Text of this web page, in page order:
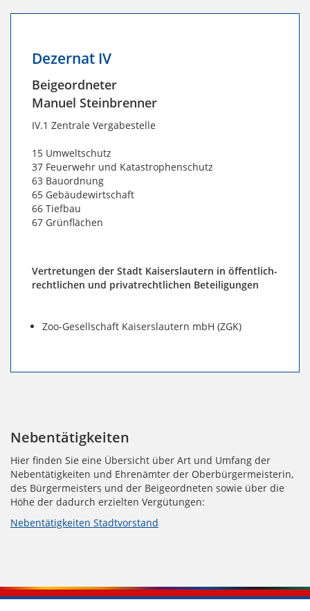
Dezernat IV
Beigeordneter
Manuel Steinbrenner
IV.1 Zentrale Vergabestelle
15 Umweltschutz
37 Feuerwehr und Katastrophenschutz
63 Bauordnung
65 Gebäudewirtschaft
66 Tiefbau
67 Grünflächen
Vertretungen der Stadt Kaiserslautern in öffentlich-
rechtlichen und privatrechtlichen Beteiligungen
Zoo-Gesellschaft Kaiserslautern mbH (ZGK)
Nebentätigkeiten
Hier finden Sie eine Übersicht über Art und Umfang der
Nebentätigkeiten und Ehrenämter der Oberbürgermeisterin,
des Bürgermeisters und der Beigeordneten sowie über die
Höhe der dadurch erzielten Vergütungen:
Nebentätigkeiten Stadtvorstand